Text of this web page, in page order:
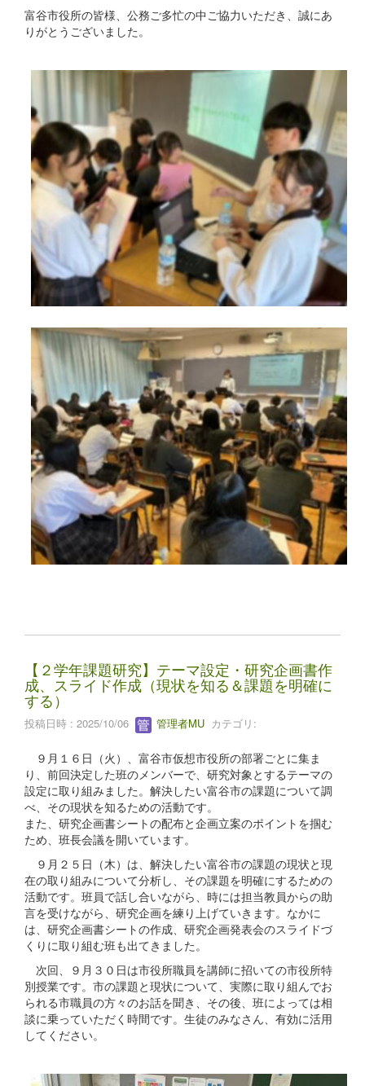
富谷市役所の皆様、公務ご多忙の中ご協力いただき、誠にあ
りがとうございました。
【２学年課題研究】テーマ設定・研究企画書作
成、スライド作成（現状を知る＆課題を明確に
する）
投稿日時 : 2025/10/06 管理者MU カテゴリ:
９月１６日（火）、富谷市仮想市役所の部署ごとに集ま
り、前回決定した班のメンバーで、研究対象とするテーマの
設定に取り組みました。解決したい富谷市の課題について調
べ、その現状を知るための活動です。
また、研究企画書シートの配布と企画立案のポイントを掴む
ため、班長会議を開いています。
９月２５日（木）は、解決したい富谷市の課題の現状と現
在の取り組みについて分析し、その課題を明確にするための
活動です。班員で話し合いながら、時には担当教員からの助
言を受けながら、研究企画を練り上げていきます。なかに
は、研究企画書シートの作成、研究企画発表会のスライドづ
くりに取り組む班も出てきました。
次回、９月３０日は市役所職員を講師に招いての市役所特
別授業です。市の課題と現状について、実際に取り組んでお
られる市職員の方々のお話を聞き、その後、班によっては相
談に乗っていただく時間です。生徒のみなさん、有効に活用
してください。